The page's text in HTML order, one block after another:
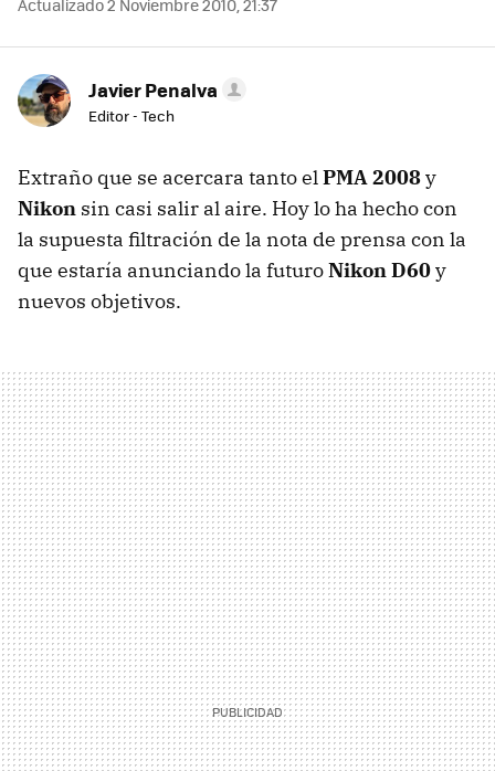
Actualizado 2 Noviembre 2010, 21:37
Javier Penalva
Editor - Tech
Extraño que se acercara tanto elPMA 2008y
Nikon sin casi salir al aire. Hoy lo ha hecho con
la supuesta filtración de la nota de prensa con la
que estaría anunciando la futuroNikon D60y
nuevos objetivos.